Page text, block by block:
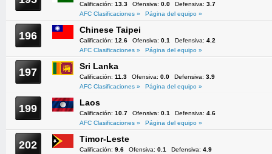
Calificación: 13.3 Ofensiva: 0.0 Defensiva: 3.7
AFC Clasificaciones »
Página del equipo »
196 Chinese Taipei
Calificación: 12.6 Ofensiva: 0.1 Defensiva: 4.2
AFC Clasificaciones »
Página del equipo »
197 Sri Lanka
Calificación: 11.3 Ofensiva: 0.0 Defensiva: 3.9
AFC Clasificaciones »
Página del equipo »
199 Laos
Calificación: 10.7 Ofensiva: 0.1 Defensiva: 4.6
AFC Clasificaciones »
Página del equipo »
202 Timor-Leste
Calificación: 9.6 Ofensiva: 0.1 Defensiva: 4.9